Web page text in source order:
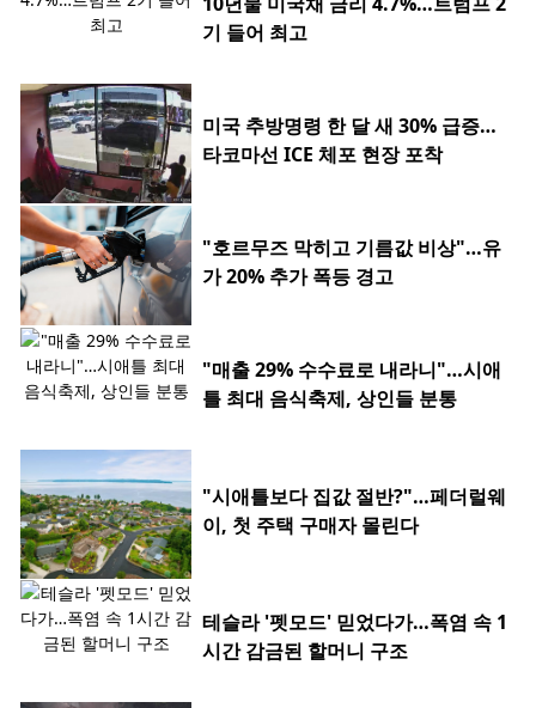
기 들어 최고
미국 추방명령 한 달 새 30% 급증…
타코마선 ICE 체포 현장 포착
"호르무즈 막히고 기름값 비상"…유
가 20% 추가 폭등 경고
"매출 29% 수수료로 내라니"…시애
틀 최대 음식축제, 상인들 분통
"시애틀보다 집값 절반?"…페더럴웨
이, 첫 주택 구매자 몰린다
테슬라 '펫모드' 믿었다가…폭염 속 1
시간 감금된 할머니 구조